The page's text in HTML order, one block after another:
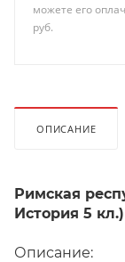
можете его
руб.
ОПИСАНИЕ
Римская
История 5 кл.)
Описание: